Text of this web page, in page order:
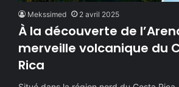
Mekssimed 2 avril 2025
À la découverte de
merveille volcanique du
Rica